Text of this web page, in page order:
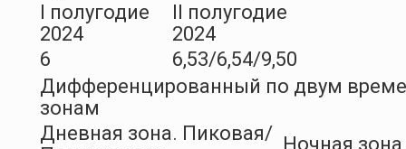
I полугодие
2024
II полугодие
2024
6
6,53/6,54/9,50
Дифференцированный по двум
зонам
Дневная зона. Пиковая/ Ночная зона